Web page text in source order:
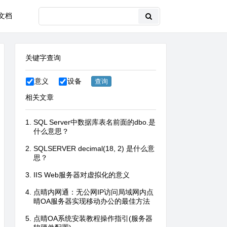
档
关键字查询
意义 设备
相关文章
SQL Server中数据库表名前面的dbo.是
什么意思？
SQLSERVER decimal(18, 2) 是什么意
思？
IIS Web服务器对虚拟化的意义
点晴内网通：无公网IP访问局域网内点
晴OA服务器实现移动办公的最佳方法
点晴OA系统安装教程操作指引(服务器